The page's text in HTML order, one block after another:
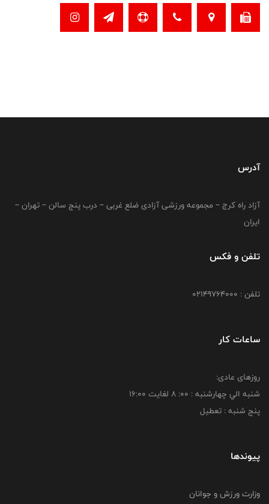
آدرس
آزاد راه کرج – مجموعه ورزشی آزادی ضلع غربی – درب پنج سالن – تهران –
ایران
تلفن و فکس
تلفن : 02149764000
ساعات کار
روزهای عادی:
شنبه الي چهارشنبه : 00: 8 لغايت 16:00
پنج شنبه : تعطیل
پیوندها
وزارت ورزش و جوانان